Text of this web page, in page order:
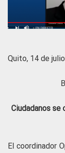
Quito, 14 de
Ciudadanos se
El coordinador